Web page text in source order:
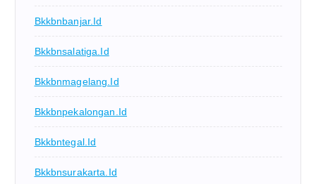
Bkkbnbanjar.id
Bkkbnsalatiga.id
Bkkbnmagelang.id
Bkkbnpekalongan.id
Bkkbntegal.id
Bkkbnsurakarta.id